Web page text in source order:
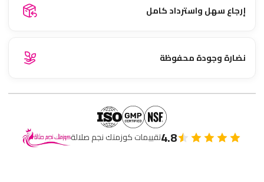
إرجاع سهل واسترداد كامل
نضارة وجودة محفوظة
4.8تقييمات كوزمتك نجم صلالة